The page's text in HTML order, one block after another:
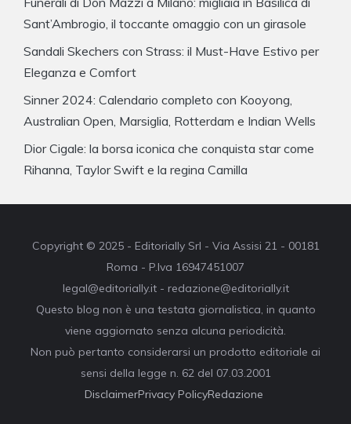
Sant’Ambrogio, il toccante omaggio con un girasole
Sandali Skechers con Strass: il Must-Have Estivo per
Eleganza e Comfort
Sinner 2024: Calendario completo con Kooyong,
Australian Open, Marsiglia, Rotterdam e Indian Wells
Dior Cigale: la borsa iconica che conquista star come
Rihanna, Taylor Swift e la regina Camilla
Copyright © 2025 - Editorially Srl - Via Assisi 21 - 00181
Roma - P.Iva 16947451007
legal@editorially.it - redazione@editorially.it
Questo blog non è una testata giornalistica, in quanto
viene aggiornato senza alcuna periodicità.
Non può pertanto considerarsi un prodotto editoriale ai
sensi della legge n. 62 del 07.03.2001
DisclaimerPrivacy PolicyRedazione